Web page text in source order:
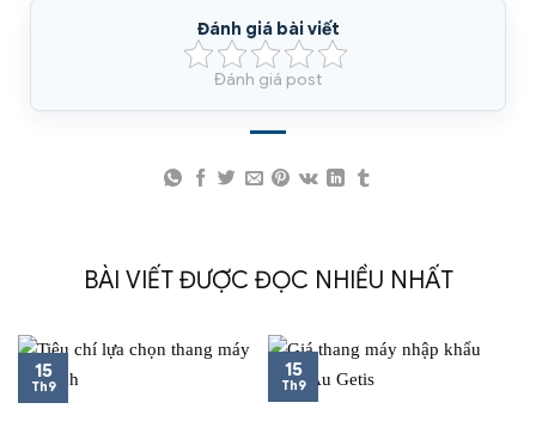
Đánh giá post
BÀI VIẾT ĐƯỢC ĐỌC NHIỀU NHẤT
15
Th9
15
Th9